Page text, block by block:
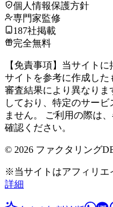
個人情報保護方針
専門家監修
187社掲載
完全無料
【免責事項】当サイト
サイトを参考に作成し
審査結果により異なりま
しており、特定のサー
ません。 ご利用の際は
確認ください。
© 2026 ファクタリング
※当サイトはアフィリエ
詳細